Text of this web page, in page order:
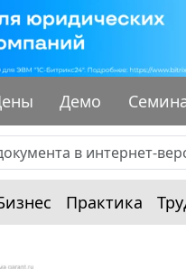
Демо
Практика